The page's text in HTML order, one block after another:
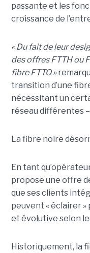
passante et les
croissance de
« Du fait de leur
des offres FTTH ou
fibre FTTO »
transition d’une
nécessitant un
réseau différentes
La fibre noire
En tant
propose une offre
que ses clients
peuvent « éclairer
et évolutive selon
Historiquement, la